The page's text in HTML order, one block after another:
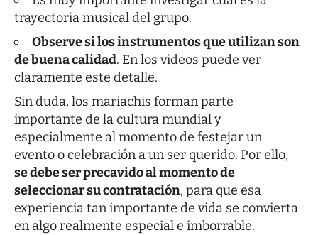
trayectoria musical del grupo.
Observe si los instrumentos que utilizan son
de buena calidad. En los videos puede ver
claramente este detalle.
Sin duda, los mariachis forman parte
importante de la cultura mundial y
especialmente al momento de festejar un
evento o celebración a un ser querido. Por ello,
se debe ser precavido al momento de
seleccionar su contratación, para que esa
experiencia tan importante de vida se convierta
en algo realmente especial e imborrable.